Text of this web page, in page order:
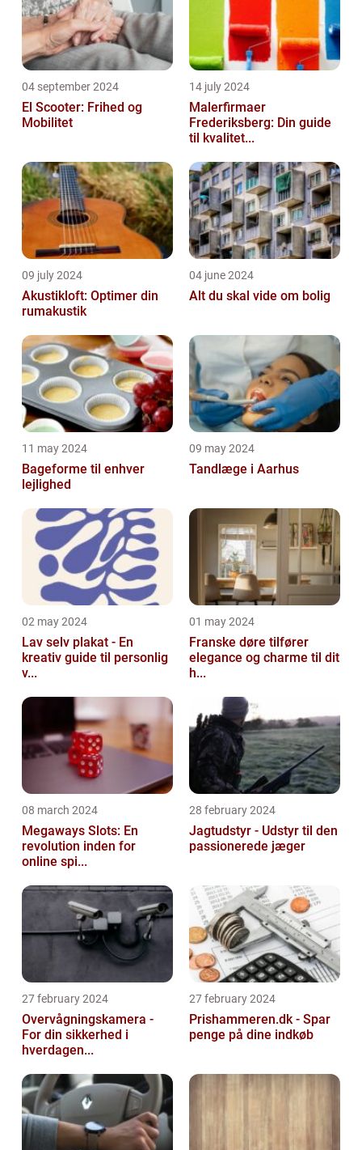
04 september 2024
El Scooter: Frihed og
Mobilitet
14 july 2024
Malerfirmaer
Frederiksberg: Din guide
til kvalitet...
09 july 2024
Akustikloft: Optimer din
rumakustik
04 june 2024
Alt du skal vide om bolig
11 may 2024
Bageforme til enhver
lejlighed
09 may 2024
Tandlæge i Aarhus
02 may 2024
Lav selv plakat - En
kreativ guide til personlig
v...
01 may 2024
Franske døre tilfører
elegance og charme til dit
h...
08 march 2024
Megaways Slots: En
revolution inden for
online spi...
28 february 2024
Jagtudstyr - Udstyr til den
passionerede jæger
27 february 2024
Overvågningskamera -
For din sikkerhed i
hverdagen...
27 february 2024
Prishammeren.dk - Spar
penge på dine indkøb